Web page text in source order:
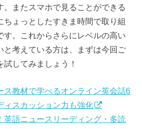
。またスマホで見ることができる
ちょっとしたすきま時間で取り組
す。これからさらにレベルの高い
と考えている方は、まずは今回ご
してみましょう！
ス教材で学べるオンライン英会話6
ィスカッション力も強化
英語ニュースリーディング・多読